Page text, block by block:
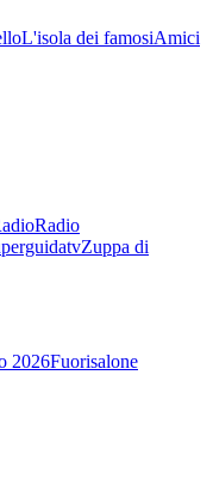
L'isola dei famosiAmici
Radio
Zuppa di
2026Fuorisalone